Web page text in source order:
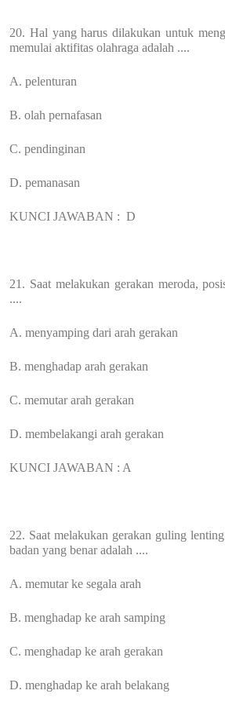
20. Hal yang harus dilakukan untuk
memulai aktifitas olahraga adalah ....
A. pelenturan
B. olah pernafasan
C. pendinginan
D. pemanasan
KUNCI JAWABAN : D
21. Saat melakukan gerakan meroda,
....
A. menyamping dari arah gerakan
B. menghadap arah gerakan
C. memutar arah gerakan
D. membelakangi arah gerakan
KUNCI JAWABAN : A
22. Saat melakukan gerakan guling
badan yang benar adalah ....
A. memutar ke segala arah
B. menghadap ke arah samping
C. menghadap ke arah gerakan
D. menghadap ke arah belakang